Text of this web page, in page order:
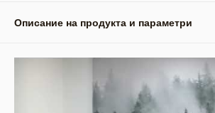
Описание на продукта и параметри